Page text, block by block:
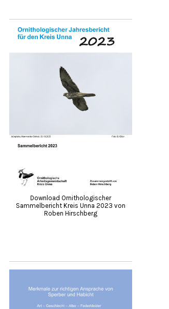
Download Ornithologischer
Sammelbericht Kreis Unna 2023 von
Roben Hirschberg